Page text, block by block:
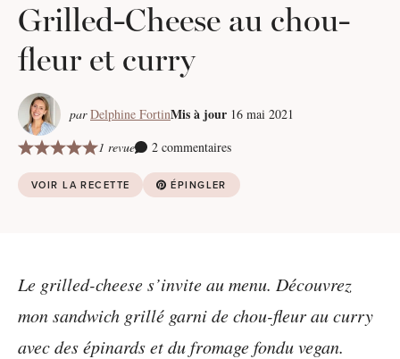
Grilled-Cheese au chou-
fleur et curry
par Delphine FortinMis à jour 16 mai 2021
1 revue
2 commentaires
VOIR LA RECETTE ÉPINGLER
Le grilled-cheese s’invite au menu. Découvrez
mon sandwich grillé garni de chou-fleur au curry
avec des épinards et du fromage fondu vegan.